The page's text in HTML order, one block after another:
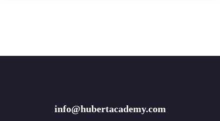
info@hubertacademy.com